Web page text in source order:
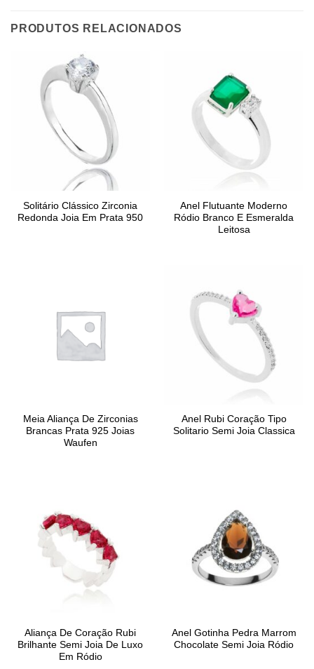
PRODUTOS RELACIONADOS
Solitário Clássico Zirconia
Redonda Joia Em Prata 950
Anel Flutuante Moderno
Ródio Branco E Esmeralda
Leitosa
Meia Aliança De Zirconias
Brancas Prata 925 Joias
Waufen
Anel Rubi Coração Tipo
Solitario Semi Joia Classica
Aliança De Coração Rubi
Brilhante Semi Joia De Luxo
Em Ródio
Anel Gotinha Pedra Marrom
Chocolate Semi Joia Ródio